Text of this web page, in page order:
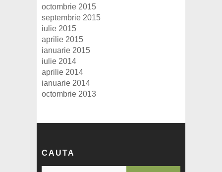
octombrie 2015
septembrie 2015
iulie 2015
aprilie 2015
ianuarie 2015
iulie 2014
aprilie 2014
ianuarie 2014
octombrie 2013
CAUTA